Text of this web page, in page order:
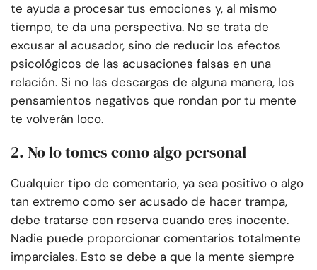
te ayuda a procesar tus emociones y, al mismo
tiempo, te da una perspectiva. No se trata de
excusar al acusador, sino de reducir los efectos
psicológicos de las acusaciones falsas en una
relación. Si no las descargas de alguna manera, los
pensamientos negativos que rondan por tu mente
te volverán loco.
2. No lo tomes como algo personal
Cualquier tipo de comentario, ya sea positivo o algo
tan extremo como ser acusado de hacer trampa,
debe tratarse con reserva cuando eres inocente.
Nadie puede proporcionar comentarios totalmente
imparciales. Esto se debe a que la mente siempre